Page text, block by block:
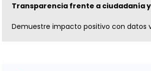
Transparencia frente a ciudadanía
Demuestre impacto positivo con datos